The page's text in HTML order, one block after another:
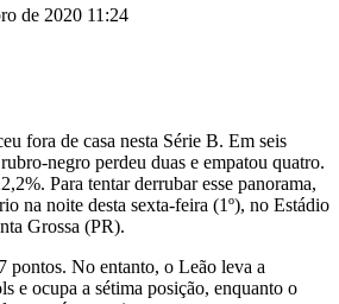
de 2020 11:24
fora de casa nesta Série B. Em seis
negro perdeu duas e empatou quatro.
Para tentar derrubar esse panorama,
na noite desta sexta-feira (1º), no Estádio
Grossa (PR).
pontos. No entanto, o Leão leva a
e ocupa a sétima posição, enquanto o